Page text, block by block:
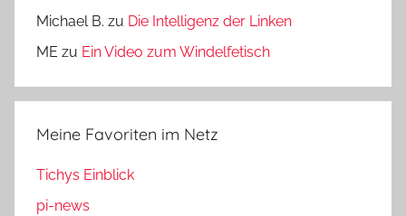
Michael B. zu Die Intelligenz der Linken
ME zu Ein Video zum Windelfetisch
Meine Favoriten im Netz
Tichys Einblick
pi-news